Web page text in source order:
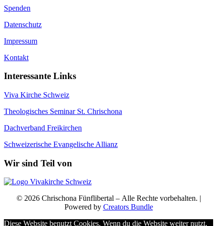
Spenden
Datenschutz
Impressum
Kontakt
Interessante Links
Viva Kirche Schweiz
Theologisches Seminar St. Chrischona
Dachverband Freikirchen
Schweizerische Evangelische Allianz
Wir sind Teil von
© 2026 Chrischona Fünflibertal – Alle Rechte vorbehalten. |
Powered by Creators Bundle
Diese Website benutzt Cookies. Wenn du die Website weiter nutzt,